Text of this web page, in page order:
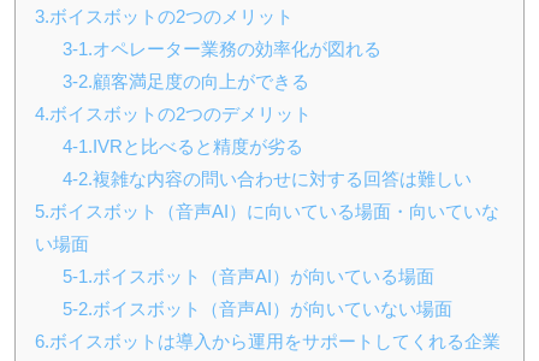
3.ボイスボットの2つのメリット
3-1.オペレーター業務の効率化が図れる
3-2.顧客満足度の向上ができる
4.ボイスボットの2つのデメリット
4-1.IVRと比べると精度が劣る
4-2.複雑な内容の問い合わせに対する回答は難しい
5.ボイスボット（音声AI）に向いている場面・向いていな
い場面
5-1.ボイスボット（音声AI）が向いている場面
5-2.ボイスボット（音声AI）が向いていない場面
6.ボイスボットは導入から運用をサポートしてくれる企業